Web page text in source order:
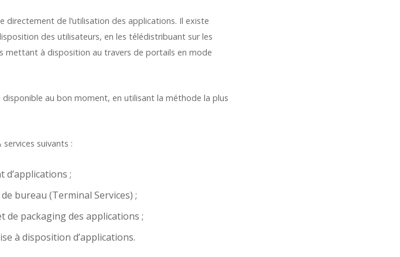
de l’utilisation des applications. Il existe
des utilisateurs, en les télédistribuant sur les
mettant à disposition au travers de portails en mode
au bon moment, en utilisant la méthode la plus
suivants :
;
bureau (Terminal Services) ;
de packaging des applications ;
à disposition d’applications.